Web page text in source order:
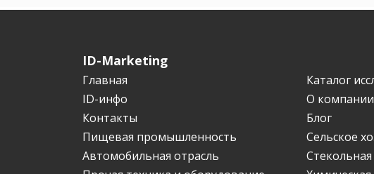
ID-Marketing
Главная
Каталог
ID-инфо
О компании
Контакты
Блог
Пищевая промышленность
Сельское
Автомобильная отрасль